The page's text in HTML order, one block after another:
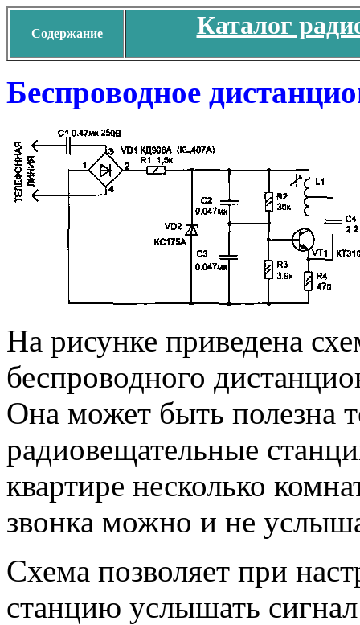
Содержание Каталог
Беспроводное
На рисунке приведена
беспроводного
Она может быть полезна
радиовещательные
квартире несколько
звонка можно и не
Схема позволяет при
станцию услышать